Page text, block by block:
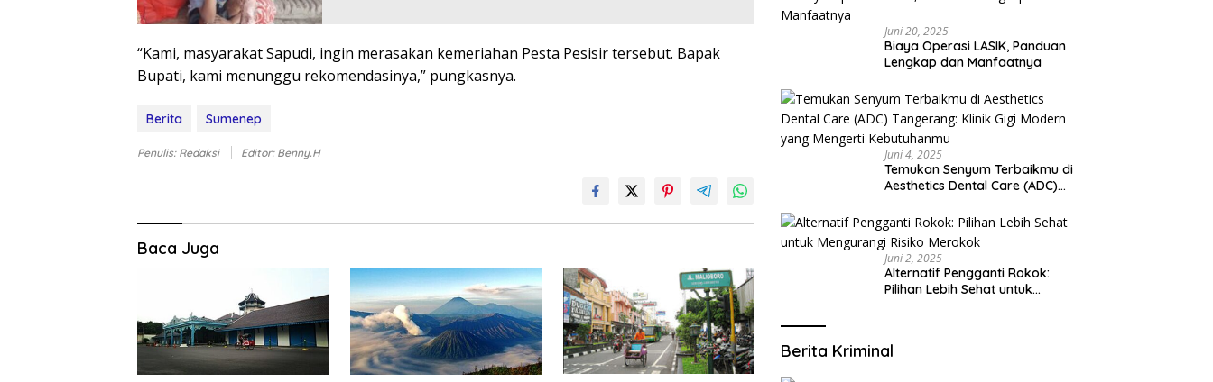
“Kami, masyarakat Sapudi, ingin merasakan kemeriahan Pesta Pesisir tersebut. Bapak
Bupati, kami menunggu rekomendasinya,” pungkasnya.
Berita Sumenep
Penulis: Redaksi Editor: Benny.H
Baca Juga
Juni 20, 2025
Biaya Operasi LASIK, Panduan
Lengkap dan Manfaatnya
Juni 4, 2025
Temukan Senyum Terbaikmu di
Aesthetics Dental Care (ADC)
yang Mengerti Kebutuhanmu
Juni 2, 2025
Alternatif Pengganti Rokok:
Pilihan Lebih Sehat untuk
Berita Kriminal